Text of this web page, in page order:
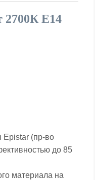
2700К Е14
Epistar (пр-во
до 85
материала на